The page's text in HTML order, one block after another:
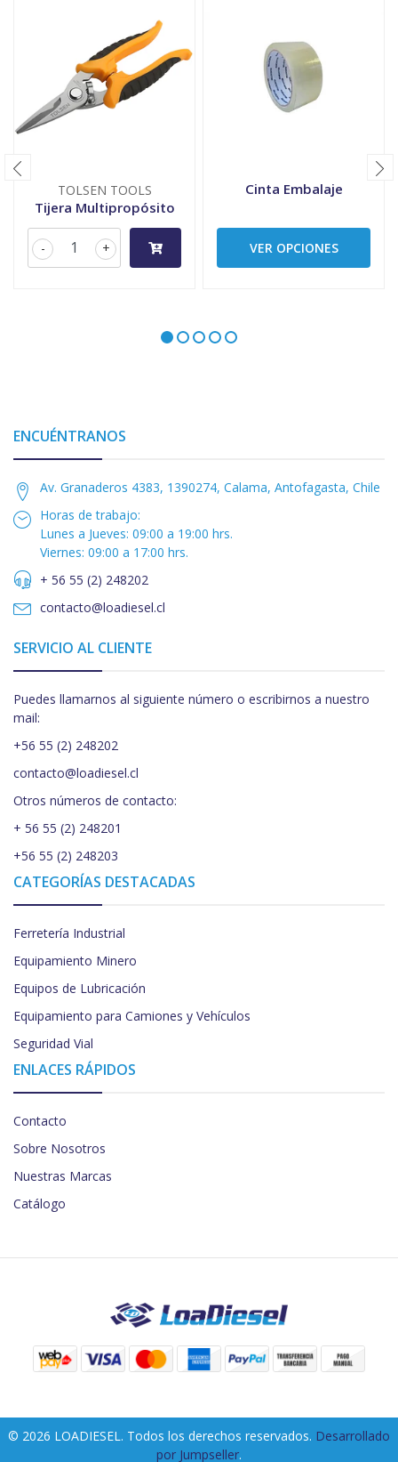
TOLSEN TOOLS
Tijera Multipropósito
+
-
Cinta Embalaje
VER OPCIONES
ENCUÉNTRANOS
Av. Granaderos 4383, 1390274, Calama, Antofagasta, Chile
Horas de trabajo:
Lunes a Jueves: 09:00 a 19:00 hrs.
Viernes: 09:00 a 17:00 hrs.
+ 56 55 (2) 248202
contacto@loadiesel.cl
SERVICIO AL CLIENTE
Puedes llamarnos al siguiente número o escribirnos a nuestro
mail:
+56 55 (2) 248202
contacto@loadiesel.cl
Otros números de contacto:
+ 56 55 (2) 248201
+56 55 (2) 248203
CATEGORÍAS DESTACADAS
Ferretería Industrial
Equipamiento Minero
Equipos de Lubricación
Equipamiento para Camiones y Vehículos
Seguridad Vial
ENLACES RÁPIDOS
Contacto
Sobre Nosotros
Nuestras Marcas
Catálogo
© 2026 LOADIESEL. Todos los derechos reservados. Desarrollado
por Jumpseller.